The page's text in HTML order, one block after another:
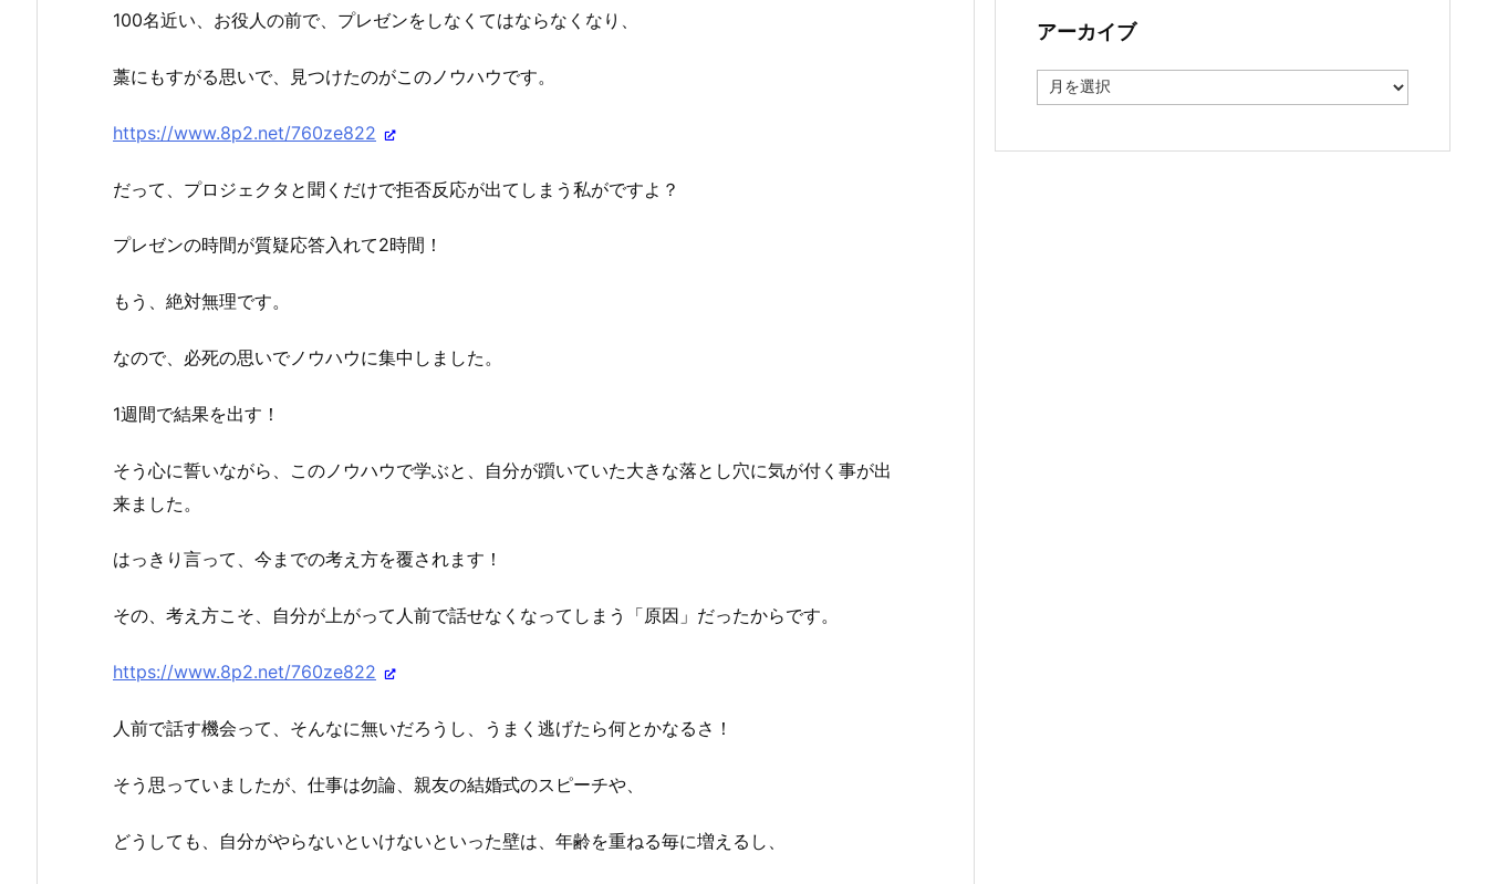
100名近い、お役人の前で、プレゼンをしなくてはならなくなり、
藁にもすがる思いで、見つけたのがこのノウハウです。
https://www.8p2.net/760ze822
だって、プロジェクタと聞くだけで拒否反応が出てしまう私がですよ？
プレゼンの時間が質疑応答入れて2時間！
もう、絶対無理です。
なので、必死の思いでノウハウに集中しました。
1週間で結果を出す！
そう心に誓いながら、このノウハウで学ぶと、自分が躓いていた大きな落とし穴に気が付く事が出
来ました。
はっきり言って、今までの考え方を覆されます！
その、考え方こそ、自分が上がって人前で話せなくなってしまう「原因」だったからです。
https://www.8p2.net/760ze822
人前で話す機会って、そんなに無いだろうし、うまく逃げたら何とかなるさ！
そう思っていましたが、仕事は勿論、親友の結婚式のスピーチや、
どうしても、自分がやらないといけないといった壁は、年齢を重ねる毎に増えるし、
アーカイブ
ー